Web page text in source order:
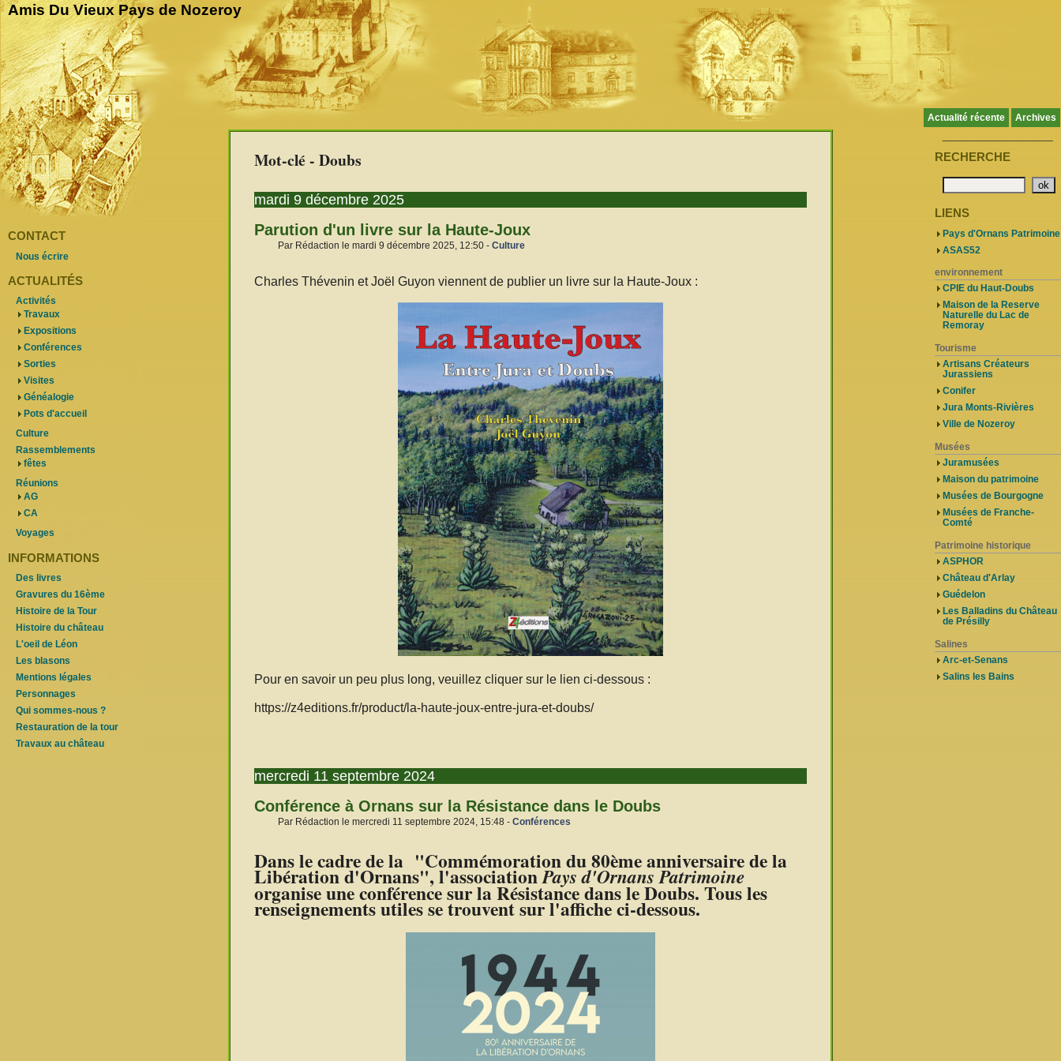
Amis Du Vieux Pays de Nozeroy
Actualité récente Archives
Mot-clé - Doubs
mardi 9 décembre 2025
Parution d'un livre sur la Haute-Joux
Par Rédaction le mardi 9 décembre 2025, 12:50 - Culture
Charles Thévenin et Joël Guyon viennent de publier un livre sur la Haute-Joux :
Pour en savoir un peu plus long, veuillez cliquer sur le lien ci-dessous :
https://z4editions.fr/product/la-haute-joux-entre-jura-et-doubs/
mercredi 11 septembre 2024
Conférence à Ornans sur la Résistance dans le Doubs
Par Rédaction le mercredi 11 septembre 2024, 15:48 - Conférences
Dans le cadre de la "Commémoration du 80ème anniversaire de la
Libération d'Ornans", l'associationPays d'Ornans Patrimoine
organise une conférence sur la Résistance dans le Doubs. Tous les
renseignements utiles se trouvent sur l'affiche ci-dessous.
CONTACT
Nous écrire
ACTUALITÉS
Activités
Travaux
Expositions
Conférences
Sorties
Visites
Généalogie
Pots d'accueil
Culture
Rassemblements
fêtes
Réunions
AG
CA
Voyages
INFORMATIONS
Des livres
Gravures du 16ème
Histoire de la Tour
Histoire du château
L'oeil de Léon
Les blasons
Mentions légales
Personnages
Qui sommes-nous ?
Restauration de la tour
Travaux au château
RECHERCHE
LIENS
Pays d'Ornans Patrimoine
ASAS52
environnement
CPIE du Haut-Doubs
Maison de la Reserve
Naturelle du Lac de
Remoray
Tourisme
Artisans Créateurs
Jurassiens
Conifer
Jura Monts-Rivières
Ville de Nozeroy
Musées
Juramusées
Maison du patrimoine
Musées de Bourgogne
Musées de Franche-
Comté
Patrimoine historique
ASPHOR
Château d'Arlay
Guédelon
Les Balladins du Château
de Présilly
Salines
Arc-et-Senans
Salins les Bains